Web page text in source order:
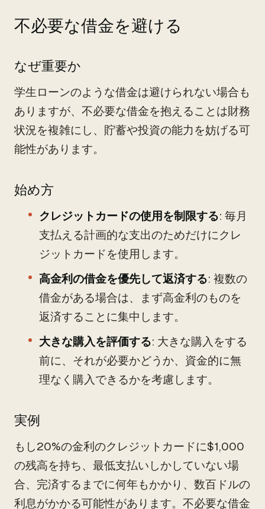
不必要な借金を避ける
なぜ重要か
学生ローンのような借金は避けられない場合も
ありますが、不必要な借金を抱えることは財務
状況を複雑にし、貯蓄や投資の能力を妨げる可
能性があります。
始め方
クレジットカードの使用を制限する: 毎月
支払える計画的な支出のためだけにクレ
ジットカードを使用します。
高金利の借金を優先して返済する: 複数の
借金がある場合は、まず高金利のものを
返済することに集中します。
大きな購入を評価する: 大きな購入をする
前に、それが必要かどうか、資金的に無
理なく購入できるかを考慮します。
実例
もし20%の金利のクレジットカードに$1,000
の残高を持ち、最低支払いしかしていない場
合、完済するまでに何年もかかり、数百ドルの
利息がかかる可能性があります。不必要な借金